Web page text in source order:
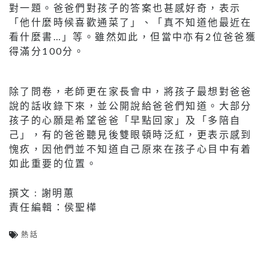
對一題。爸爸們對孩子的答案也甚感好奇，表示
「他什麼時候喜歡通菜了」、「真不知道他最近在
看什麼書…」等。雖然如此，但當中亦有2位爸爸獲
得滿分100分。
除了問卷，老師更在家長會中，將孩子最想對爸爸
說的話收錄下來，並公開說給爸爸們知道。大部分
孩子的心願是希望爸爸「早點回家」及「多陪自
己」，有的爸爸聽見後雙眼頓時泛紅，更表示感到
愧疚，因他們並不知道自己原來在孩子心目中有着
如此重要的位置。
撰文 : 謝明蕙
責任編輯：侯聖樺
熱話